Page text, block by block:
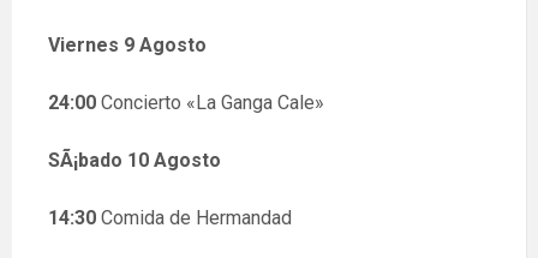
Viernes 9 Agosto
24:00 Concierto «La Ganga Cale»
SÃ¡bado 10 Agosto
14:30 Comida de Hermandad